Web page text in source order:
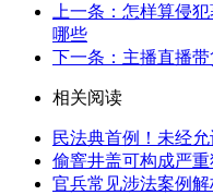
上一条：怎样算侵
哪些
下一条：主播直播
相关阅读
民法典首例！未经
偷窨井盖可构成严
官兵常见涉法案例解